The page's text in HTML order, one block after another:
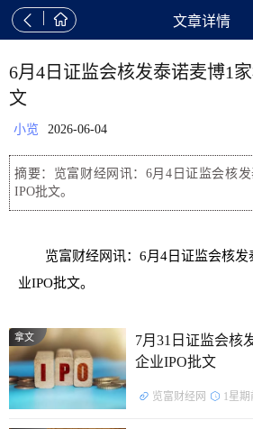
  文章详情
6月4日证监会核发泰诺麦博1
文
小览 2026-06-04
摘要：览富财经网讯：6月4日证监会核
IPO批文。
览富财经网讯：6月4日证监会核
业IPO批文。
拿文
7月31日证监会核
企业IPO批文
览富财经网 1星期